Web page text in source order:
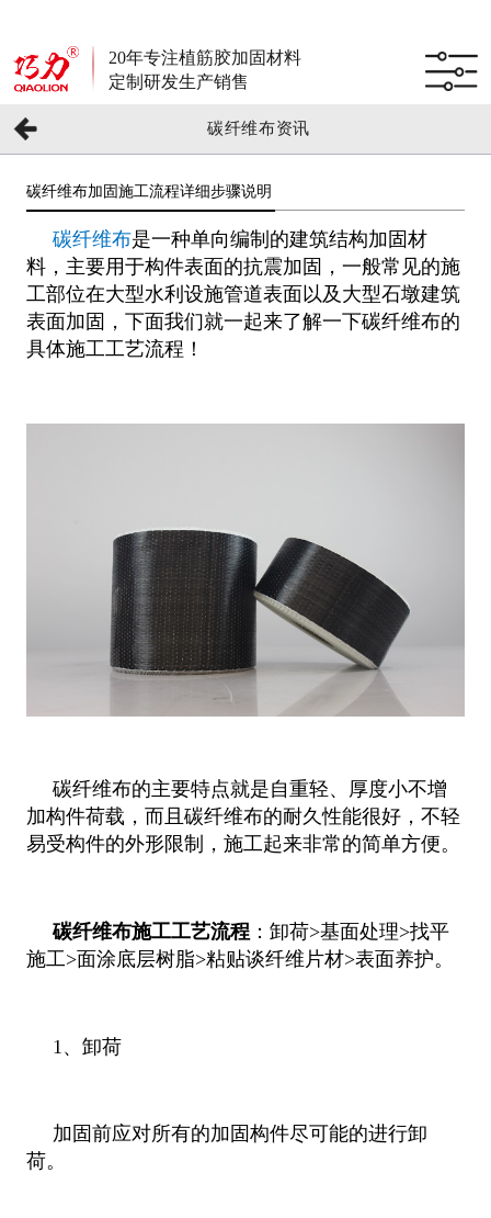
20年专注植筋胶加固材料
定制研发生产销售
碳纤维布资讯
碳纤维布加固施工流程详细步骤说明
碳纤维布是一种单向编制的建筑结构加固材
料，主要用于构件表面的抗震加固，一般常见的施
工部位在大型水利设施管道表面以及大型石墩建筑
表面加固，下面我们就一起来了解一下碳纤维布的
具体施工工艺流程！
碳纤维布的主要特点就是自重轻、厚度小不增
加构件荷载，而且碳纤维布的耐久性能很好，不轻
易受构件的外形限制，施工起来非常的简单方便。
碳纤维布施工工艺流程：卸荷>基面处理>找平
施工>面涂底层树脂>粘贴谈纤维片材>表面养护。
1、卸荷
加固前应对所有的加固构件尽可能的进行卸
荷。